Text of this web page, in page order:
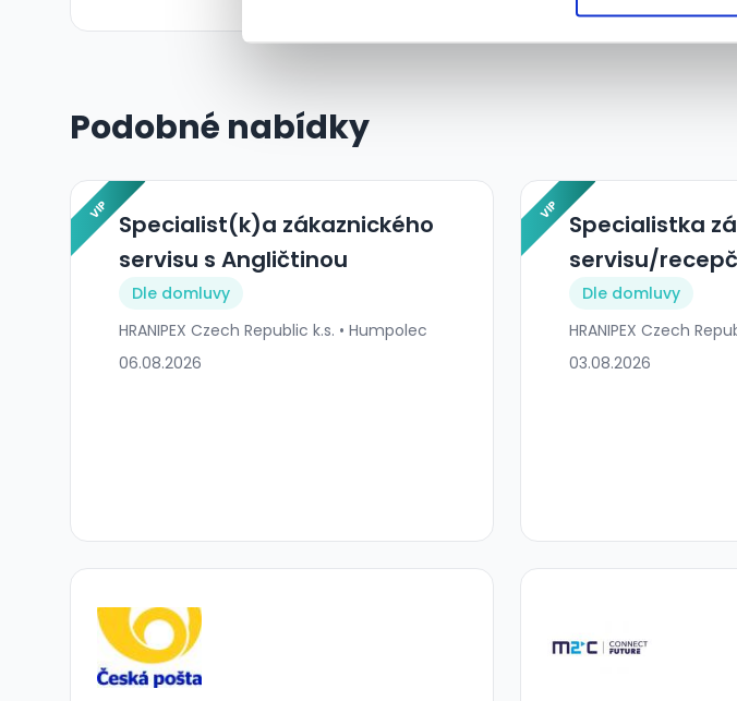
Podobné nabídky
VIP
Specialist(k)a zákaznického
servisu s Angličtinou
Dle domluvy
HRANIPEX Czech Republic k.s. • Humpolec
06.08.2026
VIP
Specialistka
servisu/
Dle domluvy
HRANIPEX Czech
03.08.2026